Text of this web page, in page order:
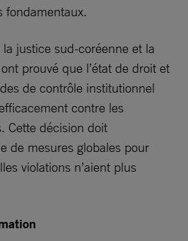
fondamentaux.
la justice sud-coréenne et la
prouvé que l’état de droit et
de contrôle institutionnel
contre les
Cette décision doit
de mesures globales pour
violations n’aient plus